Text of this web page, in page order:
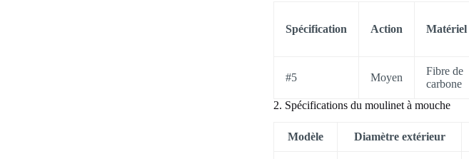
Spécification Action Matériel
#5 Moyen
Fibre de
carbone
2. Spécifications du moulinet à mouche
Modèle Diamètre extérieur